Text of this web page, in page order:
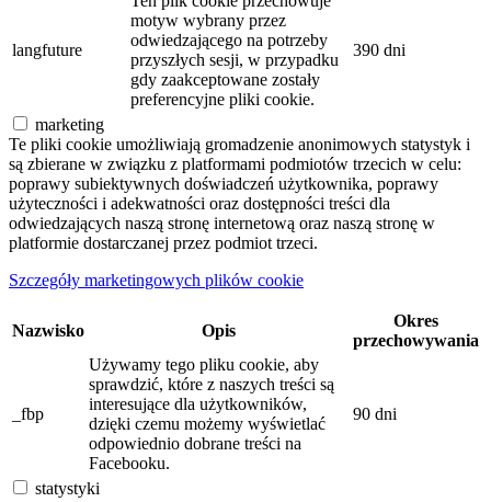
langfuture
motyw wybrany przez
odwiedzającego na potrzeby
przyszłych sesji, w przypadku
gdy zaakceptowane zostały
preferencyjne pliki cookie.
390 dni
marketing
Te pliki cookie umożliwiają gromadzenie anonimowych statystyk i
są zbierane w związku z platformami podmiotów trzecich w celu:
poprawy subiektywnych doświadczeń użytkownika, poprawy
użyteczności i adekwatności oraz dostępności treści dla
odwiedzających naszą stronę internetową oraz naszą stronę w
platformie dostarczanej przez podmiot trzeci.
Szczegóły marketingowych plików cookie
Nazwisko Opis
Okres
przechowywania
_fbp
Używamy tego pliku cookie, aby
sprawdzić, które z naszych treści są
interesujące dla użytkowników,
dzięki czemu możemy wyświetlać
odpowiednio dobrane treści na
Facebooku.
90 dni
statystyki